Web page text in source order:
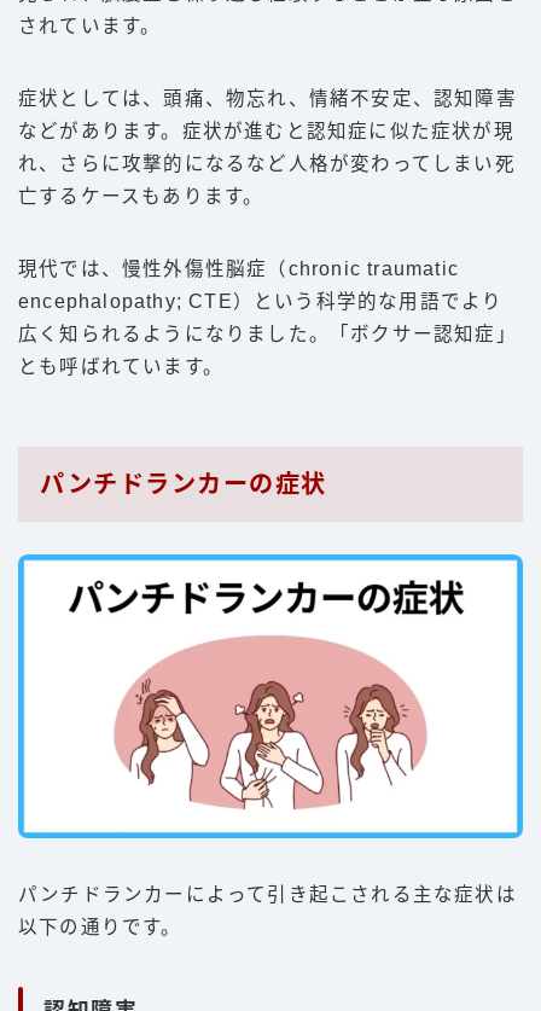
されています。
症状としては、頭痛、物忘れ、情緒不安定、認知障害
などがあります。症状が進むと認知症に似た症状が現
れ、さらに攻撃的になるなど人格が変わってしまい死
亡するケースもあります。
現代では、慢性外傷性脳症（chronic traumatic
encephalopathy; CTE）という科学的な用語でより
広く知られるようになりました。「ボクサー認知症」
とも呼ばれています。
パンチドランカーの症状
パンチドランカーによって引き起こされる主な症状は
以下の通りです。